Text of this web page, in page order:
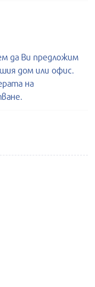
да Ви предложим
дом или офис.
на